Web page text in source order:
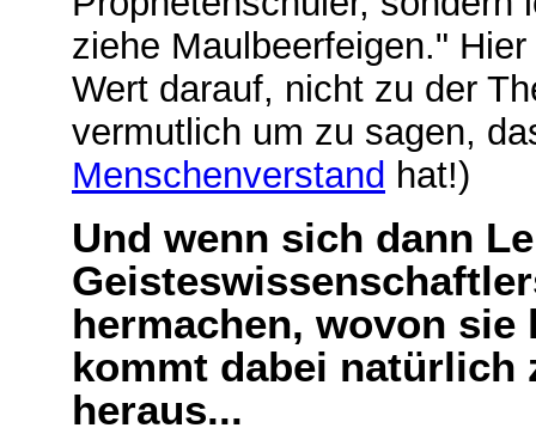
ziehe Maulbeerfeigen."
Wert darauf, nicht zu der
vermutlich um zu sagen,
Menschenverstand hat!)
Und wenn sich dann
hermachen, wovon sie
kommt dabei
heraus...